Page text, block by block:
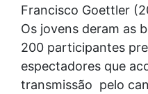
Francisco Goettler
Os jovens deram as
200 participantes
espectadores que
transmissão pelo